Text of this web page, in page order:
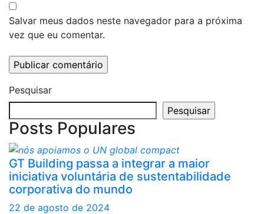
Salvar meus dados neste navegador para a próxima
vez que eu comentar.
Pesquisar
Pesquisar
Posts Populares
GT Building passa a integrar a maior
iniciativa voluntária de sustentabilidade
corporativa do mundo
22 de agosto de 2024